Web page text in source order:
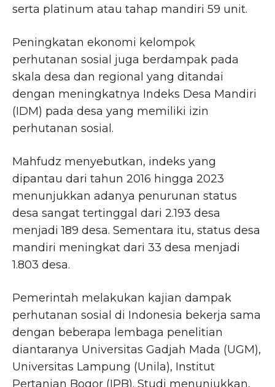
serta platinum atau tahap mandiri 59 unit.
Peningkatan ekonomi kelompok
perhutanan sosial juga berdampak pada
skala desa dan regional yang ditandai
dengan meningkatnya Indeks Desa Mandiri
(IDM) pada desa yang memiliki izin
perhutanan sosial.
Mahfudz menyebutkan, indeks yang
dipantau dari tahun 2016 hingga 2023
menunjukkan adanya penurunan status
desa sangat tertinggal dari 2.193 desa
menjadi 189 desa. Sementara itu, status desa
mandiri meningkat dari 33 desa menjadi
1.803 desa.
Pemerintah melakukan kajian dampak
perhutanan sosial di Indonesia bekerja sama
dengan beberapa lembaga penelitian
diantaranya Universitas Gadjah Mada (UGM),
Universitas Lampung (Unila), Institut
Pertanian Bogor (IPB). Studi menunjukkan,